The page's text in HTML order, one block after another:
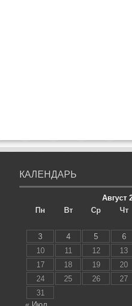
КАЛЕНДАРЬ
Август
Пн
Вт Ср Чт
3
4 5 6
10
11 12 13
17
18 19 20
24
25 26 27
31